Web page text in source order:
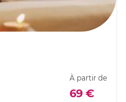
À partir de
69 €